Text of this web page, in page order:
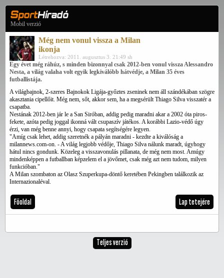
Mobil verzió
Még nem vonul vissza a Milan
ikonja
Létrehozva: 2011. augusztus 3. 21:49 sh
Egy évet még ráhúz, s minden bizonnyal csak 2012-ben vonul vissza Alessandro
Nesta, a világ valaha volt egyik legkiválóbb hátvédje, a Milan 35 éves
futballistája.
A világbajnok, 2-szeres Bajnokok Ligája-győztes zseninek nem áll szándékában szögre
akasztania cipellőit. Még nem, sőt, akkor sem, ha a megsérült Thiago Silva visszatér a
csapatba.
Nestának 2012-ben jár le a San Siróban, addig pedig maradni akar a 2002 óta piros-
fekete, azóta pedig joggal ikonná vált csupaszív játékos. A korábbi Lazio-védő úgy
érzi, van még benne annyi, hogy csapata segítségére legyen.
"Amíg csak lehet, addig szeretnék a pályán maradni - kezdte a kiválóság a
milannews.com-on. - A világ legjobb védője, Thiago Silva nálunk maradt, úgyhogy
hátul nincs gondunk. Közeleg a visszavonulás pillanata, de még nem most. Amúgy
mindenképpen a futballban képzelem el a jövőmet, csak még azt nem tudom, milyen
funkcióban."
A Milan szombaton az Olasz Szuperkupa-döntő keretében Pekingben találkozik az
Internazionaléval.
Főoldal Lap tetejére
Teljes verzió